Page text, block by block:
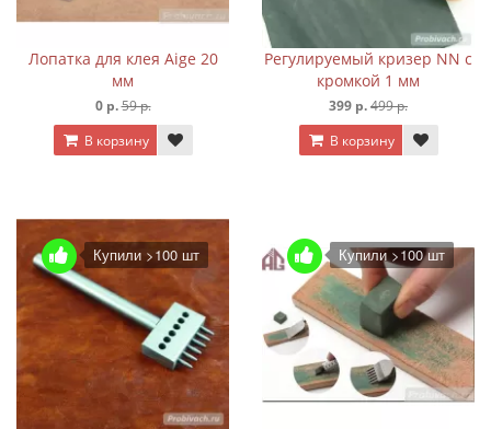
Лопатка для клея Aige 20
мм
0 р.59 р.
В корзину
Регулируемый кризер NN с
кромкой 1 мм
399 р.499 р.
В корзину
Купили >100 шт Купили >100 шт